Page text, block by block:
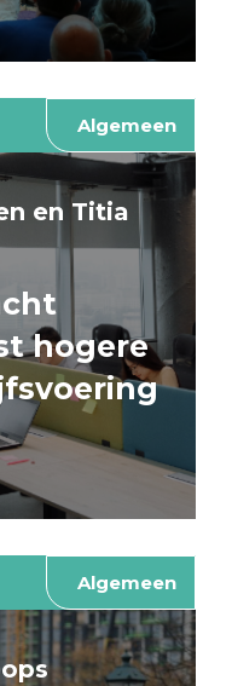
Algemeen
en Titia
hogere
Algemeen